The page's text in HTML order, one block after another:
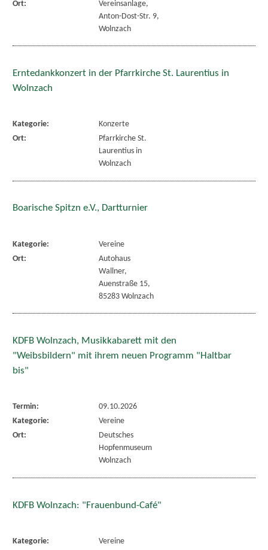
Ort:
Vereinsanlage,
Anton-Dost-Str. 9,
Wolnzach
Erntedankkonzert in der Pfarrkirche St. Laurentius in
Wolnzach
Kategorie:
Konzerte
Ort:
Pfarrkirche St.
Laurentius in
Wolnzach
Boarische Spitzn e.V., Dartturnier
Kategorie:
Vereine
Ort:
Autohaus
Wallner,
Auenstraße 15,
85283 Wolnzach
KDFB Wolnzach, Musikkabarett mit den
"Weibsbildern" mit ihrem neuen Programm "Haltbar
bis"
Termin:
09.10.2026
Kategorie:
Vereine
Ort:
Deutsches
Hopfenmuseum
Wolnzach
KDFB Wolnzach: "Frauenbund-Café"
Kategorie:
Vereine